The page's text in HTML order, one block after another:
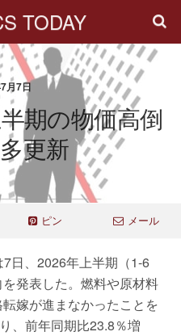
TODAY
月7日
期の物価高倒
更新
ピン メール
日、2026年上半期（1-6
発表した。燃料や原材料
嫁が進まなかったことを
、前年同期比23.8％増